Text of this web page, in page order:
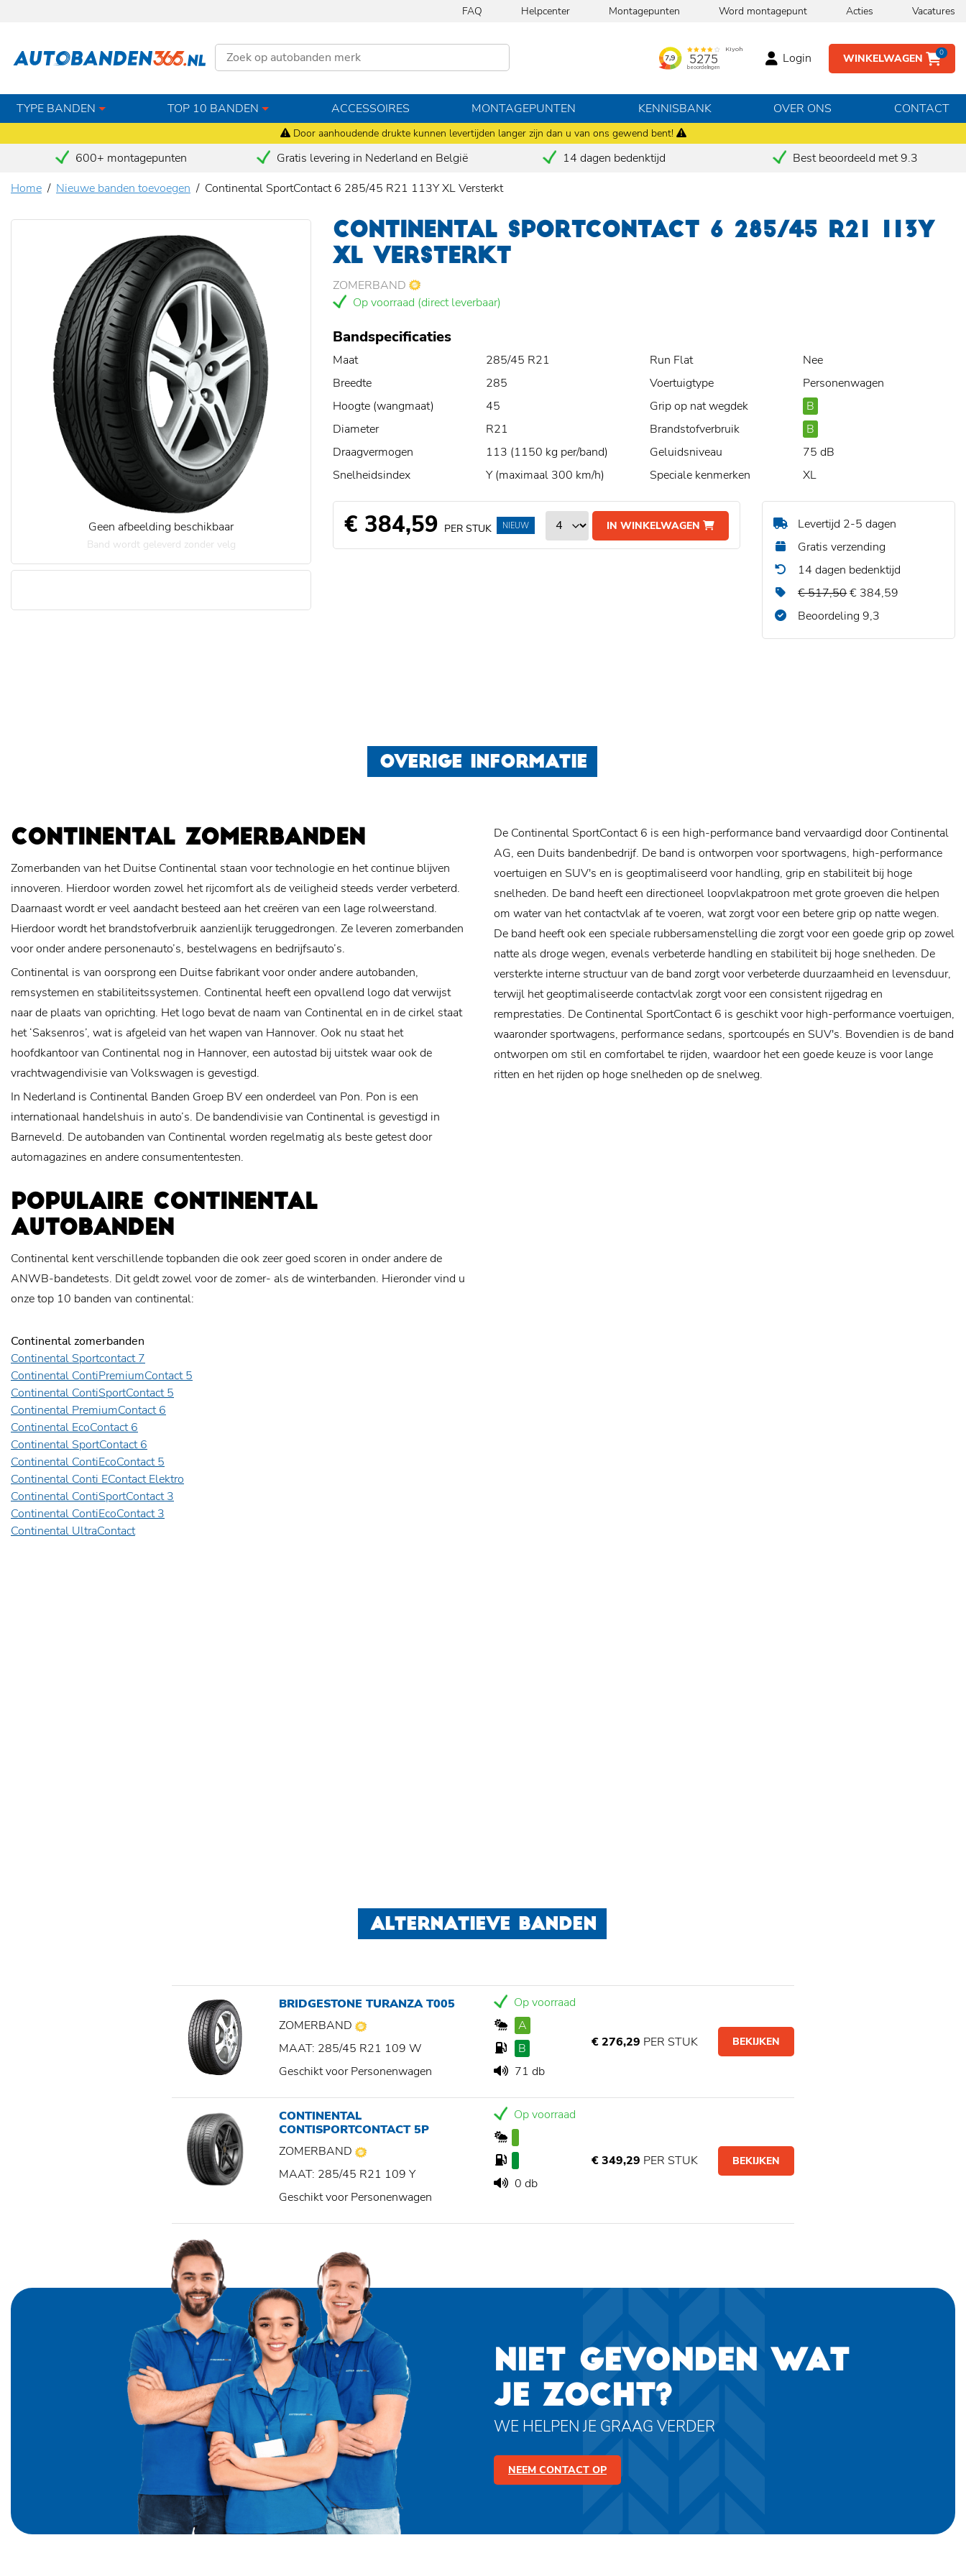
Door aanhoudende drukte kunnen levertijden langer zijn dan u van ons gewend bent!
FAQ Helpcenter Montagepunten Word montagepunt Acties Vacatures
WINKELWAGEN 0
Login
TYPE BANDEN TOP 10 BANDEN ACCESSOIRES MONTAGEPUNTEN KENNISBANK OVER ONS CONTACT
600+ montagepunten Gratis levering in Nederland en België 14 dagen bedenktijd
Best beoordeeld met 9.3
Home
Nieuwe banden toevoegen Continental SportContact 6 285/45 R21 113Y XL Versterkt
Geen afbeelding beschikbaar
Band wordt geleverd zonder velg
CONTINENTAL SPORTCONTACT 6 285/45 R21 113Y
XL VERSTERKT
ZOMERBAND
Op voorraad (direct leverbaar)
Bandspecificaties
Maat
285/45 R21
Breedte
285
Hoogte (wangmaat)
45
Diameter
R21
Draagvermogen
113 (1150 kg per/band)
Snelheidsindex
Y (maximaal 300 km/h)
Run Flat
Nee
Voertuigtype
Personenwagen
Grip op nat wegdek
B
Brandstofverbruik
B
Geluidsniveau
75 dB
Speciale kenmerken
XL
€ 384,59 PER STUK IN WINKELWAGEN
NIEUW
Levertijd 2-5 dagen
Gratis verzending
14 dagen bedenktijd
€ 517,50€ 384,59
Beoordeling 9,3
OVERIGE INFORMATIE
CONTINENTAL ZOMERBANDEN
Zomerbanden van het Duitse Continental staan voor technologie en het continue blijven
innoveren. Hierdoor worden zowel het rijcomfort als de veiligheid steeds verder verbeterd.
Daarnaast wordt er veel aandacht besteed aan het creëren van een lage rolweerstand.
Hierdoor wordt het brandstofverbruik aanzienlijk teruggedrongen. Ze leveren zomerbanden
voor onder andere personenauto’s, bestelwagens en bedrijfsauto’s.
Continental is van oorsprong een Duitse fabrikant voor onder andere autobanden,
remsystemen en stabiliteitssystemen. Continental heeft een opvallend logo dat verwijst
naar de plaats van oprichting. Het logo bevat de naam van Continental en in de cirkel staat
het ‘Saksenros’, wat is afgeleid van het wapen van Hannover. Ook nu staat het
hoofdkantoor van Continental nog in Hannover, een autostad bij uitstek waar ook de
vrachtwagendivisie van Volkswagen is gevestigd.
In Nederland is Continental Banden Groep BV een onderdeel van Pon. Pon is een
internationaal handelshuis in auto’s. De bandendivisie van Continental is gevestigd in
Barneveld. De autobanden van Continental worden regelmatig als beste getest door
automagazines en andere consumententesten.
POPULAIRE CONTINENTAL
AUTOBANDEN
Continental kent verschillende topbanden die ook zeer goed scoren in onder andere de
ANWB-bandetests. Dit geldt zowel voor de zomer- als de winterbanden. Hieronder vind u
onze top 10 banden van continental:
Continental zomerbanden
Continental Sportcontact 7
Continental ContiPremiumContact 5
Continental ContiSportContact 5
Continental PremiumContact 6
Continental EcoContact 6
Continental SportContact 6
Continental ContiEcoContact 5
Continental Conti EContact Elektro
Continental ContiSportContact 3
Continental ContiEcoContact 3
Continental UltraContact
De Continental SportContact 6 is een high-performance band vervaardigd door Continental
AG, een Duits bandenbedrijf. De band is ontworpen voor sportwagens, high-performance
voertuigen en SUV's en is geoptimaliseerd voor handling, grip en stabiliteit bij hoge
snelheden. De band heeft een directioneel loopvlakpatroon met grote groeven die helpen
om water van het contactvlak af te voeren, wat zorgt voor een betere grip op natte wegen.
De band heeft ook een speciale rubbersamenstelling die zorgt voor een goede grip op zowel
natte als droge wegen, evenals verbeterde handling en stabiliteit bij hoge snelheden. De
versterkte interne structuur van de band zorgt voor verbeterde duurzaamheid en levensduur,
terwijl het geoptimaliseerde contactvlak zorgt voor een consistent rijgedrag en
remprestaties. De Continental SportContact 6 is geschikt voor high-performance voertuigen,
waaronder sportwagens, performance sedans, sportcoupés en SUV's. Bovendien is de band
ontworpen om stil en comfortabel te rijden, waardoor het een goede keuze is voor lange
ritten en het rijden op hoge snelheden op de snelweg.
ALTERNATIEVE BANDEN
BRIDGESTONE TURANZA T005
ZOMERBAND
MAAT: 285/45 R21 109 W
Geschikt voor Personenwagen
Op voorraad
A
B
71 db
€ 276,29 PER STUK BEKIJKEN
CONTINENTAL
CONTISPORTCONTACT 5P
ZOMERBAND
MAAT: 285/45 R21 109 Y
Geschikt voor Personenwagen
Op voorraad
0 db
€ 349,29 PER STUK BEKIJKEN
NIET GEVONDEN WAT
JE ZOCHT?
WE HELPEN JE GRAAG VERDER
NEEM CONTACT OP